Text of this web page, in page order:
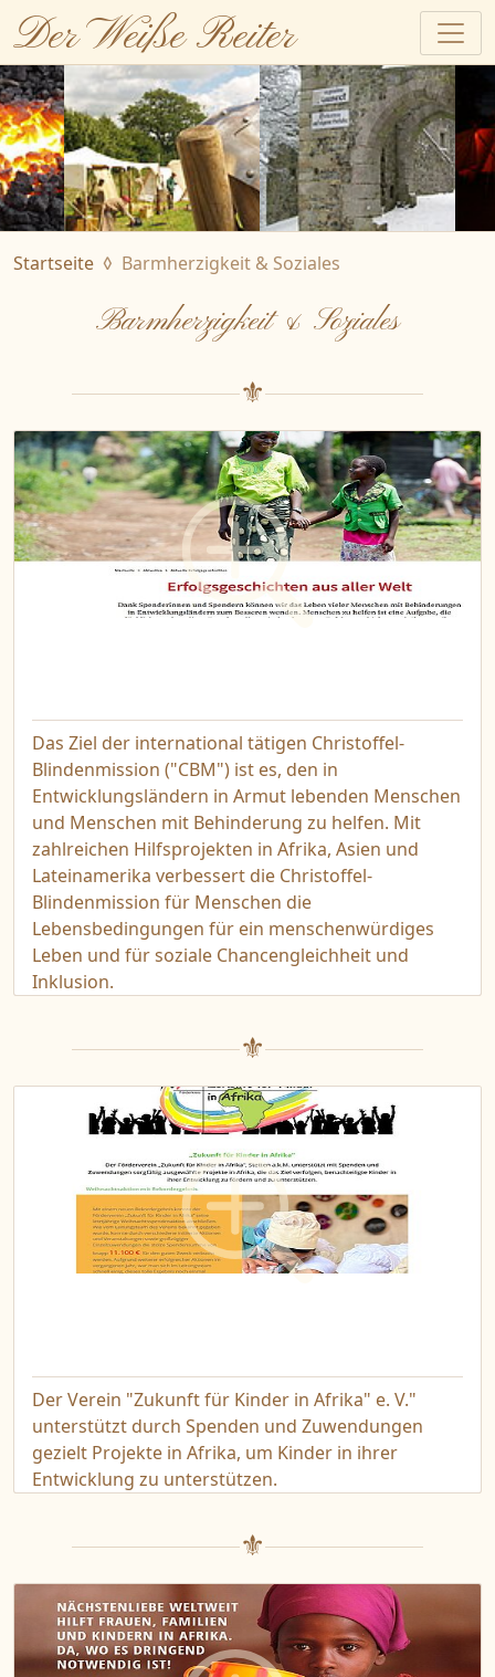
Der Weiße Reiter
Startseite Barmherzigkeit & Soziales
Barmherzigkeit & Soziales
Das Ziel der international tätigen Christoffel-
Blindenmission ("CBM") ist es, den in
Entwicklungsländern in Armut lebenden Menschen
und Menschen mit Behinderung zu helfen. Mit
zahlreichen Hilfsprojekten in Afrika, Asien und
Lateinamerika verbessert die Christoffel-
Blindenmission für Menschen die
Lebensbedingungen für ein menschenwürdiges
Leben und für soziale Chancengleichheit und
Inklusion.
Der Verein "Zukunft für Kinder in Afrika" e. V."
unterstützt durch Spenden und Zuwendungen
gezielt Projekte in Afrika, um Kinder in ihrer
Entwicklung zu unterstützen.